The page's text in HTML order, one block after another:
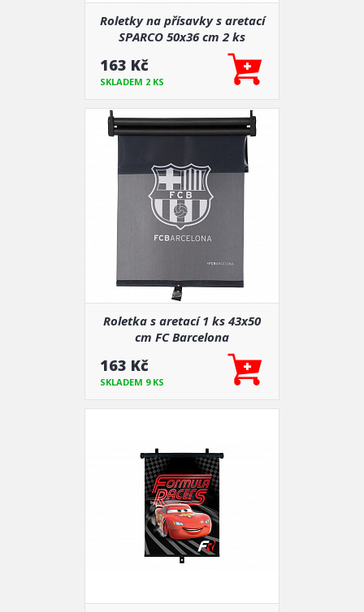
Roletky na přísavky s aretací
SPARCO 50x36 cm 2 ks
163 Kč
SKLADEM 2 KS
Roletka s aretací 1 ks 43x50
cm FC Barcelona
163 Kč
SKLADEM 9 KS